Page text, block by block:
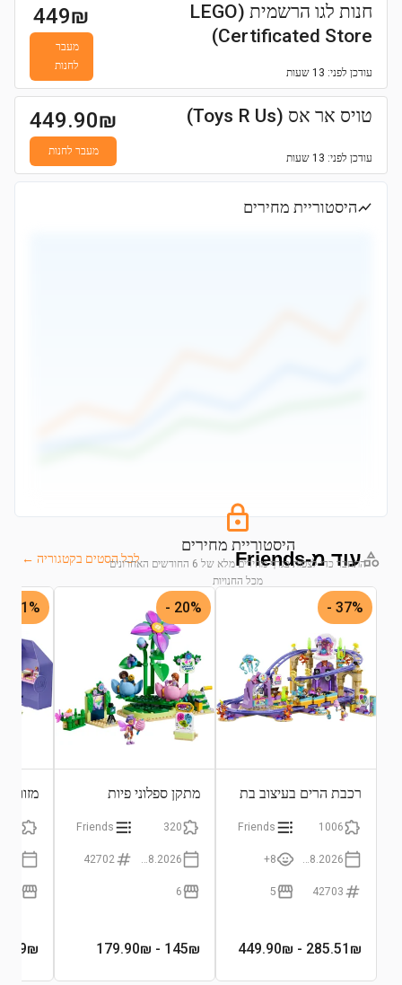
חנות לגו הרשמית (LEGO
Certificated Store)
עודכן לפני: 13 שעות
449₪
מעבר
לחנות
טויס אר אס (Toys R Us)
עודכן לפני: 13 שעות
449.90₪
מעבר לחנות
היסטוריית מחירים
היסטוריית מחירים
התחבר כדי לצפות בגרף מחירים מלא של 6 החודשים האחרונים
מכל החנויות
התחבר לצפייה בגרף
עוד מ-Friends לכל הסטים בקטגוריה ←
37% -
רכבת הרים בעיצוב בת
1006
Friends
8+
42703
5
285.51 ₪
- 449.90₪
20% -
מתקן ספלוני פיות
320
Friends
42702
6
145₪
- 179.90₪
21% -
159₪